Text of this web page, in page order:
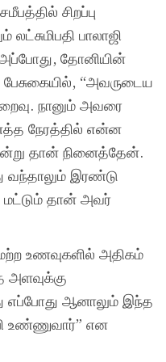
சிறப்பு
லட்சுமிபதி பாலாஜி
தோனியின்
“அவருடைய
நானும் அவரை
நேரத்தில் என்ன
தான் நினைத்தேன்.
வந்தாலும் இரண்டு
தான் அவர்
உணவுகளில் அதிகம்
அளவுக்கு
எப்போது ஆனாலும் இந்த
உண்ணுவார்” என